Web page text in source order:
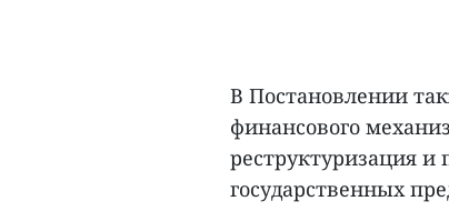
В Постановлении
финансового
реструктуризация
государственных